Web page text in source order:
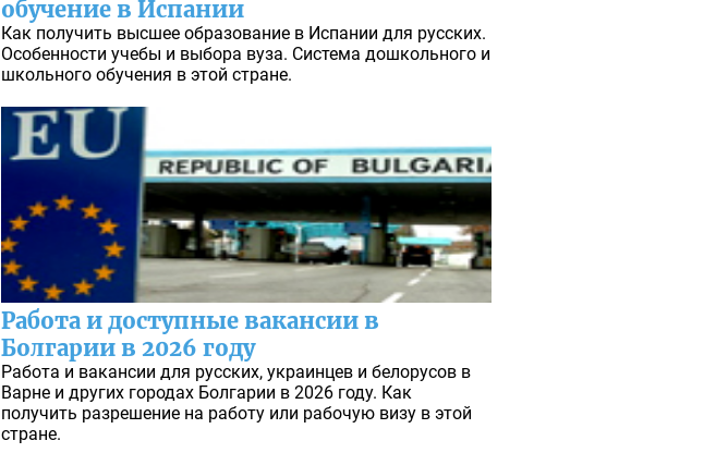
обучение в Испании
Как получить высшее образование в Испании для русских.
Особенности учебы и выбора вуза. Система дошкольного и
школьного обучения в этой стране.
Работа и доступные вакансии в
Болгарии в 2026 году
Работа и вакансии для русских, украинцев и белорусов в
Варне и других городах Болгарии в 2026 году. Как
получить разрешение на работу или рабочую визу в этой
стране.